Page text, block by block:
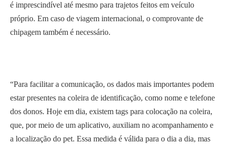
é imprescindível até mesmo para trajetos feitos em veículo
próprio. Em caso de viagem internacional, o comprovante de
chipagem também é necessário.
“Para facilitar a comunicação, os dados mais importantes podem
estar presentes na coleira de identificação, como nome e telefone
dos donos. Hoje em dia, existem tags para colocação na coleira,
que, por meio de um aplicativo, auxiliam no acompanhamento e
a localização do pet. Essa medida é válida para o dia a dia, mas